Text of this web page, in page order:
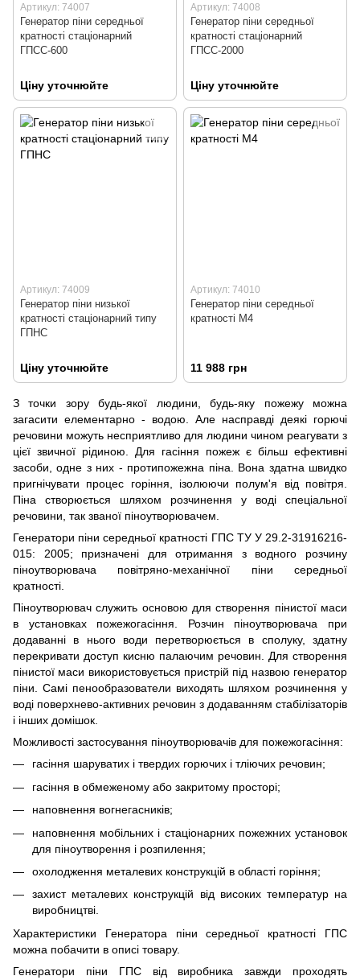
Артикул: 74007
Генератор піни середньої
кратності стаціонарний
ГПСС-600
Ціну уточнюйте
Артикул: 74008
Генератор піни середньої
кратності стаціонарний
ГПСС-2000
Ціну уточнюйте
Артикул: 74009
Генератор піни низької
кратності стаціонарний типу
ГПНС
Ціну уточнюйте
Артикул: 74010
Генератор піни середньої
кратності М4
11 988 грн
З точки зору будь-якої людини, будь-яку пожежу можна
загасити елементарно - водою. Але насправді деякі горючі
речовини можуть несприятливо для людини чином реагувати з
цієї звичної рідиною. Для гасіння пожеж є більш ефективні
засоби, одне з них - протипожежна піна. Вона здатна швидко
пригнічувати процес горіння, ізолюючи полум'я від повітря.
Піна створюється шляхом розчинення у воді спеціальної
речовини, так званої піноутворювачем.
Генератори піни середньої кратності ГПС ТУ У 29.2-31916216-
015: 2005; призначені для отримання з водного розчину
піноутворювача повітряно-механічної піни середньої
кратності.
Піноутворювач служить основою для створення пінистої маси
в установках пожежогасіння. Розчин піноутворювача при
додаванні в нього води перетворюється в сполуку, здатну
перекривати доступ кисню палаючим речовин. Для створення
пінистої маси використовується пристрій під назвою генератор
піни. Самі пенообразователи виходять шляхом розчинення у
воді поверхнево-активних речовин з додаванням стабілізаторів
і інших домішок.
Можливості застосування піноутворювачів для пожежогасіння:
гасіння шаруватих і твердих горючих і тліючих речовин;
гасіння в обмеженому або закритому просторі;
наповнення вогнегасників;
наповнення мобільних і стаціонарних пожежних установок
для піноутворення і розпилення;
охолодження металевих конструкцій в області горіння;
захист металевих конструкцій від високих температур на
виробництві.
Характеристики Генератора піни середньої кратності ГПС
можна побачити в описі товару.
Генератори піни ГПС від виробника завжди проходять